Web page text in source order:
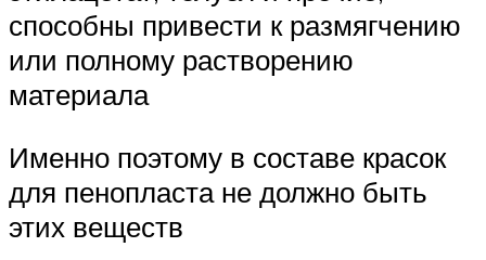
способны привести к размягчению
или полному растворению
материала
Именно поэтому в составе красок
для пенопласта не должно быть
этих веществ